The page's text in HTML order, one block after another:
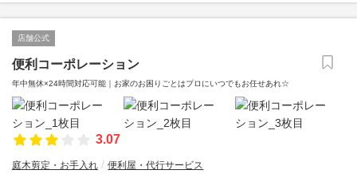
店舗公式
便利コーポレーション
年中無休×24時間対応可能｜お家のお困りごとはプロにいつでもお任せあれ☆
3.07
庭木剪定・お手入れ 便利屋・代行サービス